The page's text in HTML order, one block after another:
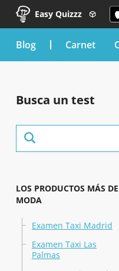
Easy Quizzz
blog Carnet
Busca un test
LOS PRODUCTOS MÁS DE
MODA
Examen Taxi Madrid
Examen Taxi Las
Palmas